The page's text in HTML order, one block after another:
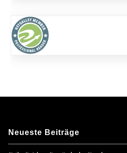
Neueste Beiträge